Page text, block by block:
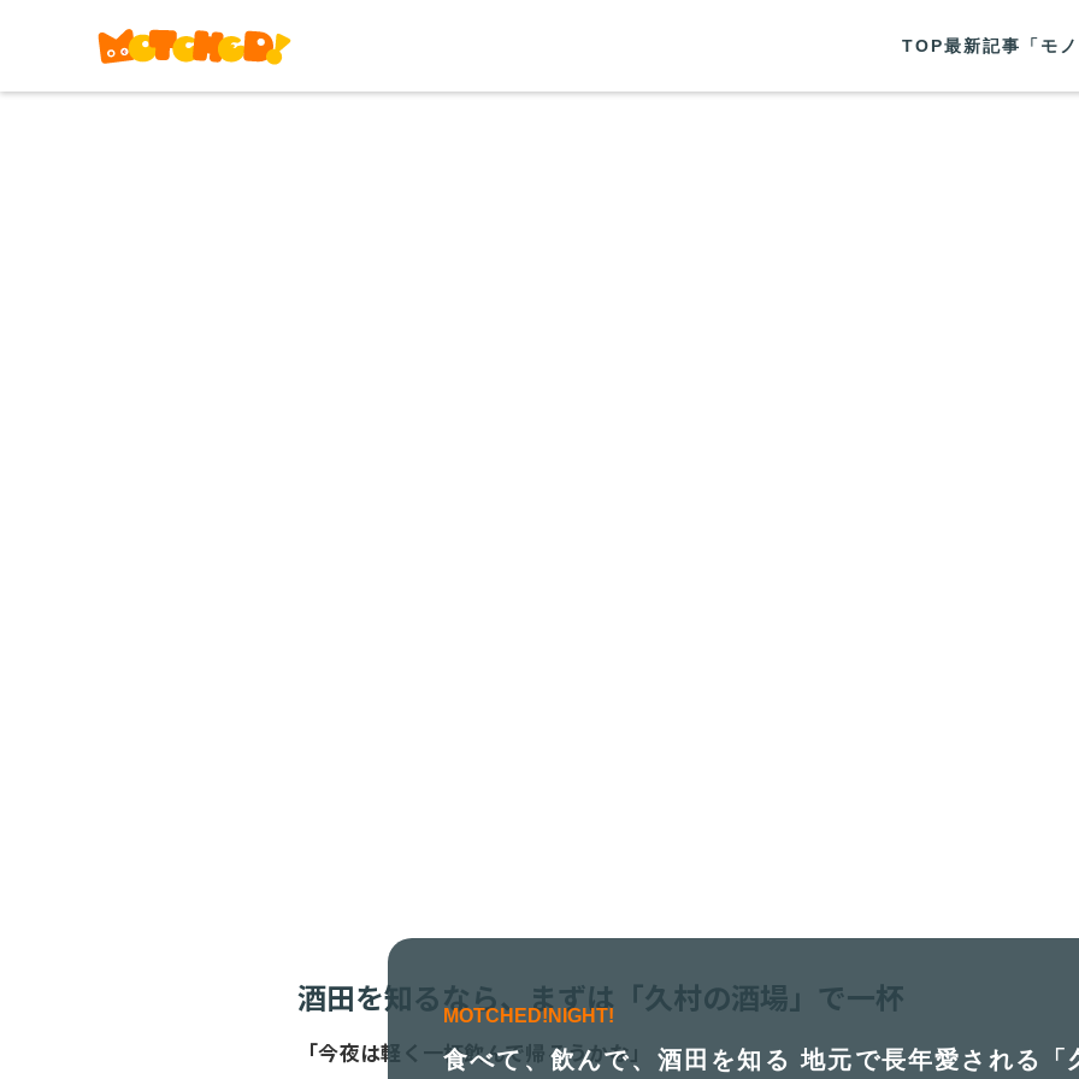
TOP最新記事 「モ
MOTCHED!NIGHT!
食べて、飲んで、酒田を知る 地元で長年愛される「
酒田を知るなら、まずは「久村の酒場」で一杯
「今夜は軽く一杯飲んで帰ろうかな」